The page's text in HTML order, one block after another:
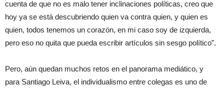
cuenta de que no es malo tener inclinaciones políticas, creo que
hoy ya se está descubriendo quien va contra quien, y quien es
quien, todos tenemos un corazón, en mi caso soy de izquierda,
pero eso no quita que pueda escribir artículos sin sesgo político”.
Pero, aún quedan muchos retos en el panorama mediático, y
para Santiago Leiva, el individualismo entre colegas es uno de